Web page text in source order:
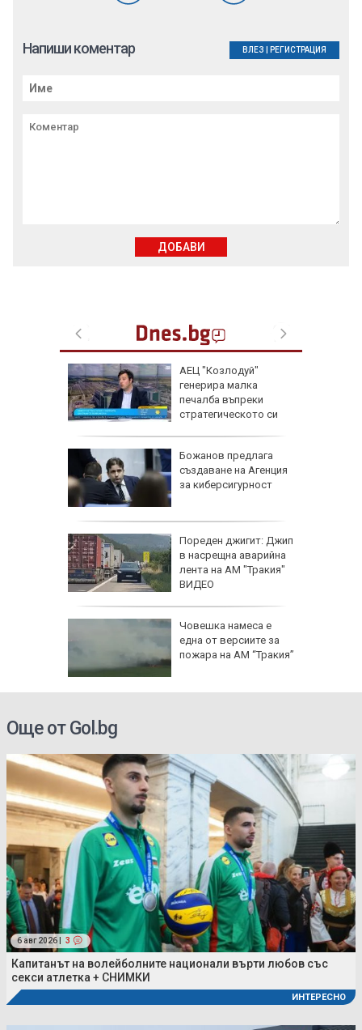
АЕЦ "Козлодуй"
генерира малка
печалба въпреки
стратегическото си
Божанов предлага
създаване на Агенция
за киберсигурност
Пореден джигит: Джип
в насрещна аварийна
лента на АМ "Тракия"
ВИДЕО
Човешка намеса е
една от версиите за
пожара на АМ “Тракия”
Напиши коментар ВЛЕЗ РЕГИСТРАЦИЯ
ДОБАВИ
Още от Gol.bg
6 авг 2026 | 3
Капитанът на волейболните национали върти любов със
секси атлетка + СНИМКИ
ИНТЕРЕСНО